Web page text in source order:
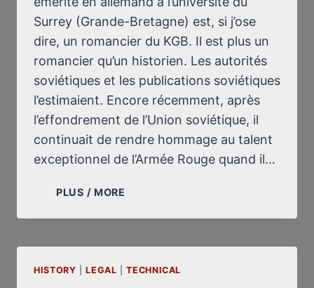
Surrey (Grande-Bretagne) est, si j’ose
dire, un romancier du KGB. Il est plus un
romancier qu’un historien. Les autorités
soviétiques et les publications soviétiques
l’estimaient. Encore récemment, après
l’effondrement de l’Union soviétique, il
continuait de rendre hommage au talent
exceptionnel de l’Armée Rouge quand il…
PLUS / MORE
DU
L’HISTORIEN
HISTORY |LEGAL |TECHNICAL